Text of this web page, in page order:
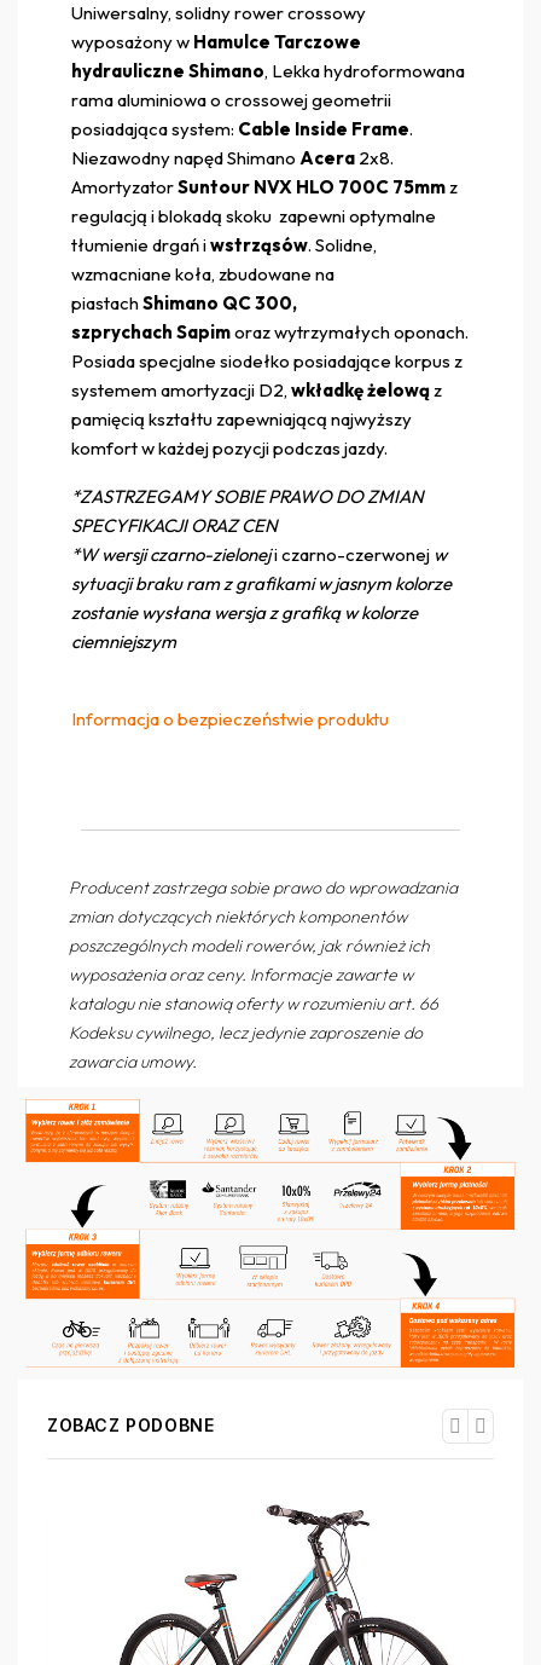
Uniwersalny, solidny rower crossowy
wyposażony w Hamulce Tarczowe
hydrauliczne Shimano, Lekka hydroformowana
rama aluminiowa o crossowej geometrii
posiadająca system: Cable Inside Frame.
Niezawodny napęd Shimano Acera 2x8.
AmortyzatorSuntour NVX HLO 700C 75mmz
regulacją i blokadą skoku zapewni optymalne
tłumienie drgań iwstrząsów. Solidne,
wzmacniane koła, zbudowane na
piastachShimano QC 300,
szprychach Sapimoraz wytrzymałych oponach.
Posiada specjalne siodełko posiadające korpus z
systemem amortyzacji D2, wkładkę żelowąz
pamięcią kształtu zapewniającą najwyższy
komfort w każdej pozycji podczas jazdy.
*ZASTRZEGAMY SOBIE PRAWO DO ZMIAN
SPECYFIKACJI ORAZ CEN
*W wersji czarno-zieloneji czarno-czerwonej w
sytuacji braku ram z grafikami w jasnym kolorze
zostanie wysłana wersja z grafiką w kolorze
ciemniejszym
Informacja o bezpieczeństwie produktu
Producent zastrzega sobie prawo do wprowadzania
zmian dotyczących niektórych komponentów
poszczególnych modeli rowerów, jak również ich
wyposażenia oraz ceny. Informacje zawarte w
katalogu nie stanowią oferty w rozumieniu art. 66
Kodeksu cywilnego, lecz jedynie zaproszenie do
zawarcia umowy.
ZOBACZ PODOBNE